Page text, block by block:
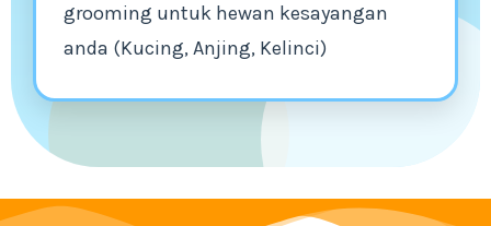
grooming untuk hewan kesayangan
anda (Kucing, Anjing, Kelinci)